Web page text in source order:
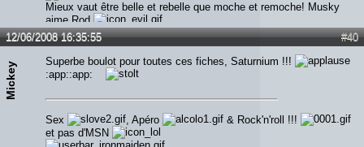
Mieux vaut être belle et rebelle que moche et remoche! Musky
aime Rod
#40
12/06/2008 16:35:55
Mickey
Superbe boulot pour toutes ces fiches, Saturnium !!!
:app::app:
Sex , Apéro
& Rock'n'roll !!!
et pas d'MSN